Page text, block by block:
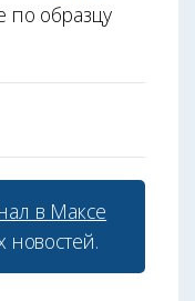
по образцу
в Максе
новостей.